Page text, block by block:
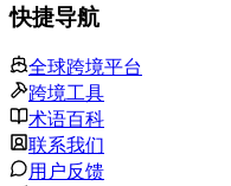
快捷导航
全球跨境平台
跨境工具
术语百科
联系我们
用户反馈